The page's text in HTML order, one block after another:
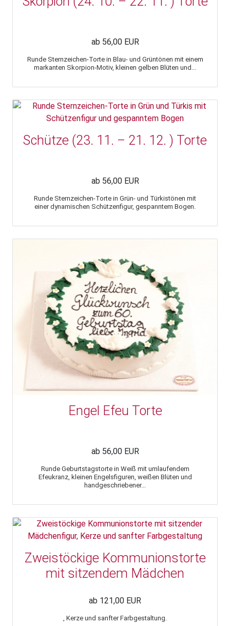
ab 56,00 EUR
Runde Sternzeichen-Torte in Blau- und Grüntönen mit einem
markanten Skorpion-Motiv, kleinen gelben Blüten und...
Schütze (23. 11. – 21. 12. ) Torte
ab 56,00 EUR
Runde Sternzeichen-Torte in Grün- und Türkistönen mit
einer dynamischen Schützenfigur, gespanntem Bogen.
Engel Efeu Torte
ab 56,00 EUR
Runde Geburtstagstorte in Weiß mit umlaufendem
Efeukranz, kleinen Engelsfiguren, weißen Blüten und
handgeschriebener...
Zweistöckige Kommunionstorte
mit sitzendem Mädchen
ab 121,00 EUR
, Kerze und sanfter Farbgestaltung.